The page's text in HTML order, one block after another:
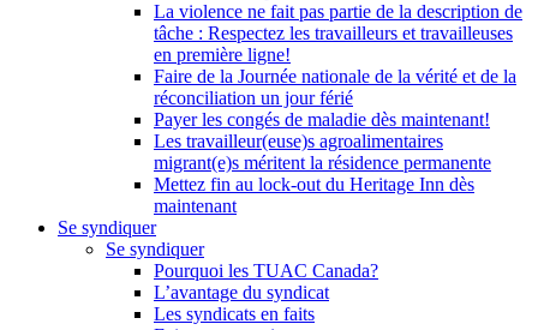
La violence ne fait pas partie de la description de
tâche : Respectez les travailleurs et travailleuses
en première ligne!
Faire de la Journée nationale de la vérité et de la
réconciliation un jour férié
Payer les congés de maladie dès maintenant!
Les travailleur(euse)s agroalimentaires
migrant(e)s méritent la résidence permanente
Mettez fin au lock-out du Heritage Inn dès
maintenant
Se syndiquer
Se syndiquer
Pourquoi les TUAC Canada?
L’avantage du syndicat
Les syndicats en faits